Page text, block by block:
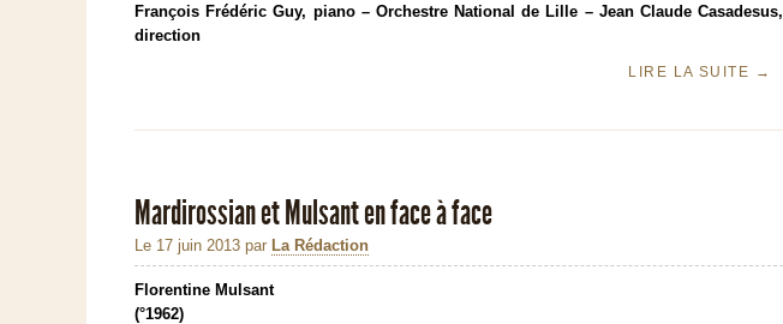
François Frédéric Guy, piano – Orchestre National de Lille – Jean Claude Casadesus,
direction
LIRE LA SUITE →
Mardirossian et Mulsant en face à face
Le 17 juin 2013 par La Rédaction
Florentine Mulsant
(°1962)